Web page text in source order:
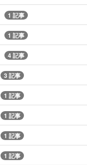
1 記事
1 記事
4 記事
3 記事
1 記事
1 記事
1 記事
1 記事